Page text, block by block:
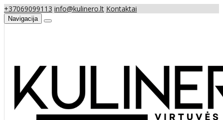
+37069099113 info@kulinero.lt Kontaktai
Navigacija